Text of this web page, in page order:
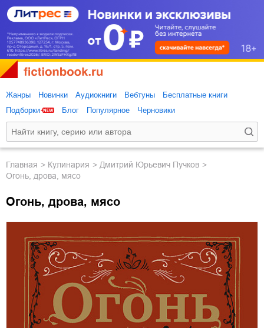
Жанры Новинки Аудиокниги Вебтуны
Бесплатные книги
Подборки
Блог Популярное Черновики
Главная кулинария
Дмитрий Юрьевич Пучков
Огонь, дрова, мясо
Огонь, дрова, мясо